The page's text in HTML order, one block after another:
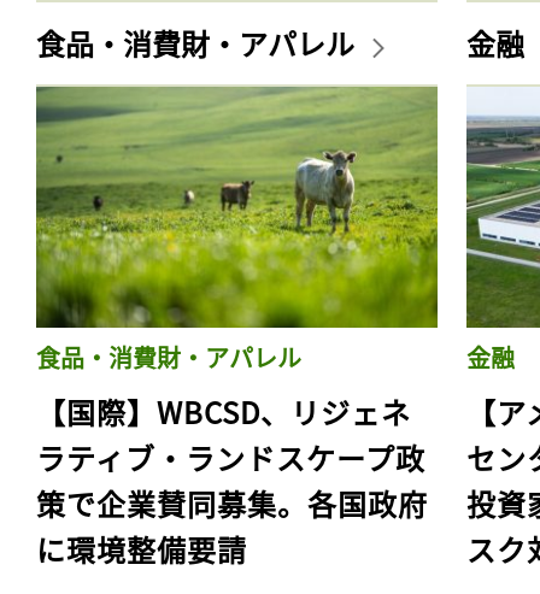
食品・消費財・アパレル
食品・消費財・アパレル
【国際】WBCSD、リジェネ
ラティブ・ランドスケープ政
策で企業賛同募集。各国政府
に環境整備要請
金融
金融
【
セン
投資
スク